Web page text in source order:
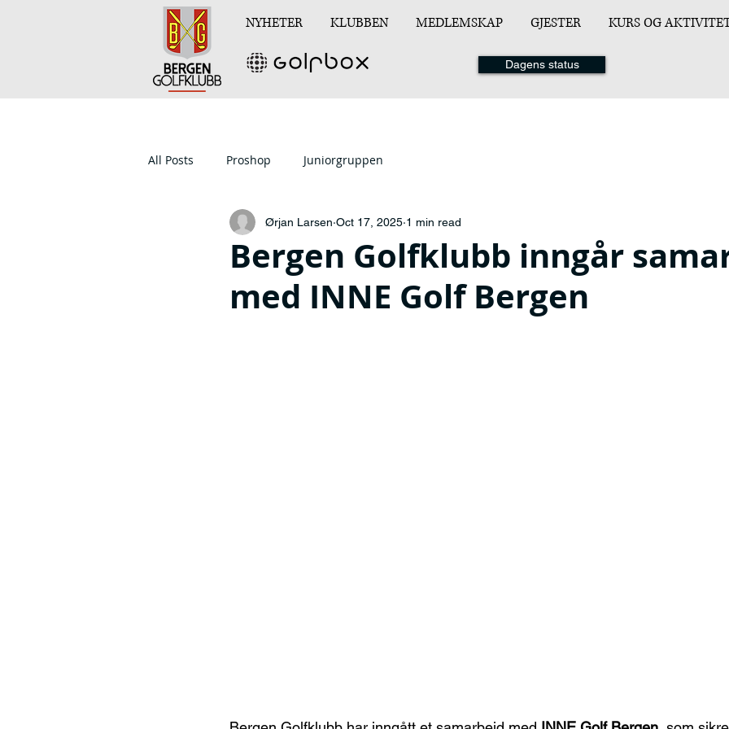
NYHETER KLUBBEN MEDLEMSKAP GJESTER KURS OG
Dagens status
All Posts Proshop Juniorgruppen
Bergen Golfklubb inngår
med INNE Golf Bergen
Ørjan Larsen Oct 17, 2025 1 min read